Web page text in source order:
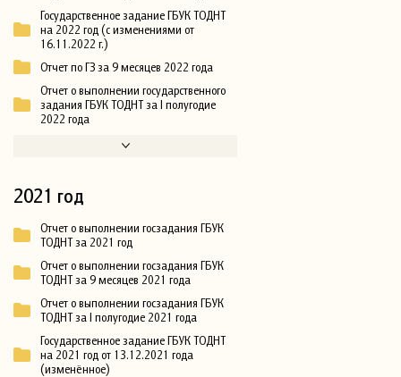
Государственное задание ГБУК ТОДНТ
на 2022 год (с изменениями от
16.11.2022 г.)
Отчет по ГЗ за 9 месяцев 2022 года
Отчет о выполнении государственного
задания ГБУК ТОДНТ за I полугодие
2022 года
2021 год
Отчет о выполнении госзадания ГБУК
ТОДНТ за 2021 год
Отчет о выполнении госзадания ГБУК
ТОДНТ за 9 месяцев 2021 года
Отчет о выполнении госзадания ГБУК
ТОДНТ за I полугодие 2021 года
Государственное задание ГБУК ТОДНТ
на 2021 год от 13.12.2021 года
(изменённое)